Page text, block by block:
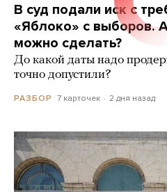
В суд подали иск с
«Яблоко» с выборов.
можно сделать?
До какой даты надо
точно допустили?
РАЗБОР 7 карточек 2 дня назад